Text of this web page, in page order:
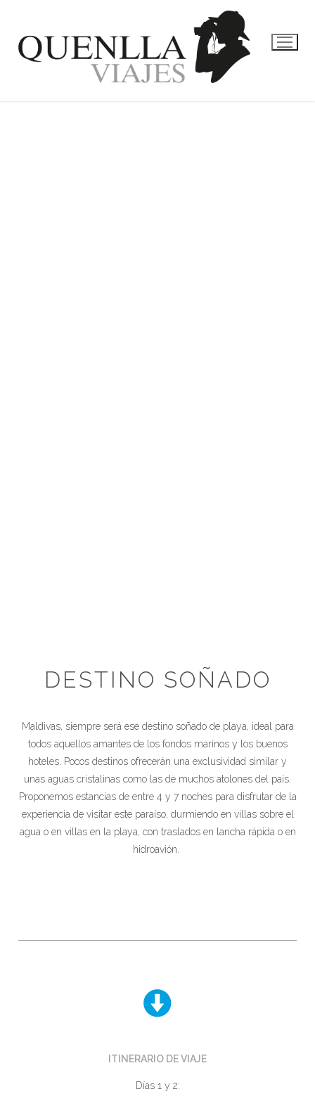
DESTINO SOÑADO
Maldivas, siempre será ese destino soñado de playa, ideal para
todos aquellos amantes de los fondos marinos y los buenos
hoteles. Pocos destinos ofrecerán una exclusividad similar y
unas aguas cristalinas como las de muchos atolones del país.
Proponemos estancias de entre 4 y 7 noches para disfrutar de la
experiencia de visitar este paraíso, durmiendo en villas sobre el
agua o en villas en la playa, con traslados en lancha rápida o en
hidroavión.
ITINERARIO DE VIAJE
Días 1 y 2: